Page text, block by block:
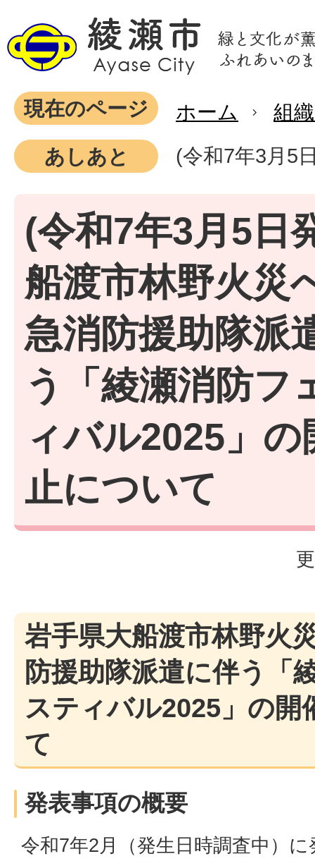
現在のページ ホーム
組
あしあと
(令和7年3月5
(令和7年3月5日
船渡市林野火災
急消防援助隊派
う「綾瀬消防フ
ィバル2025」の
止について
岩手県大船渡市林野火
防援助隊派遣に伴う「
スティバル2025」の開
て
発表事項の概要
令和7年2月（発生日時調査中）